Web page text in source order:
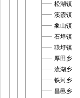
松湖镇
溪霞镇
象山镇
石埠镇
联圩镇
厚田乡
流湖乡
铁河乡
昌邑乡